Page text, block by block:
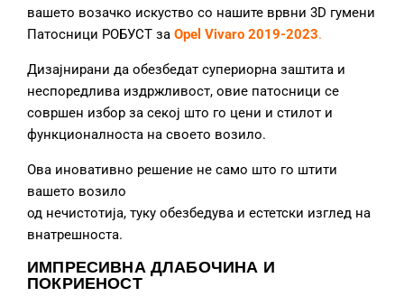
вашето возачко искуство со нашите врвни 3D гумени
Патосници РОБУСТ за Opel Vivaro 2019-2023.
Дизајнирани да обезбедат супериорна заштита и
неспоредлива издржливост, овие патосници се
совршен избор за секој што го цени и стилот и
функционалноста на своето возило.
Ова иновативно решение не само што го штити
вашето возило
од нечистотија, туку обезбедува и естетски изглед на
внатрешноста.
ИМПРЕСИВНА ДЛАБОЧИНА И
ПОКРИЕНОСТ